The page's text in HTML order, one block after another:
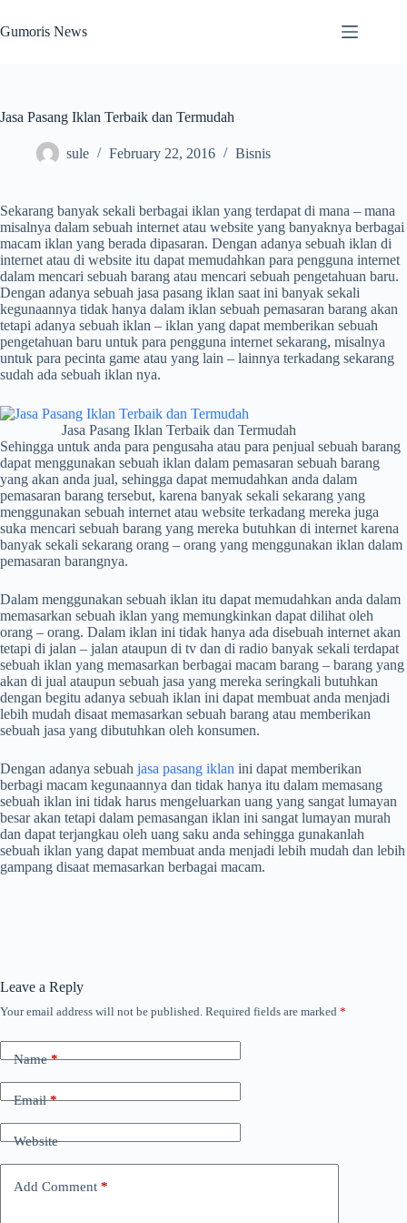
to
content
Gumoris News
Jasa Pasang Iklan Terbaik dan Termudah
sule February 22, 2016 Bisnis
Sekarang banyak sekali berbagai iklan yang terdapat di mana – mana
misalnya dalam sebuah internet atau website yang banyaknya berbagai
macam iklan yang berada dipasaran. Dengan adanya sebuah iklan di
internet atau di website itu dapat memudahkan para pengguna internet
dalam mencari sebuah barang atau mencari sebuah pengetahuan baru.
Dengan adanya sebuah jasa pasang iklan saat ini banyak sekali
kegunaannya tidak hanya dalam iklan sebuah pemasaran barang akan
tetapi adanya sebuah iklan – iklan yang dapat memberikan sebuah
pengetahuan baru untuk para pengguna internet sekarang, misalnya
untuk para pecinta game atau yang lain – lainnya terkadang sekarang
sudah ada sebuah iklan nya.
Jasa Pasang Iklan Terbaik dan Termudah
Sehingga untuk anda para pengusaha atau para penjual sebuah barang
dapat menggunakan sebuah iklan dalam pemasaran sebuah barang
yang akan anda jual, sehingga dapat memudahkan anda dalam
pemasaran barang tersebut, karena banyak sekali sekarang yang
menggunakan sebuah internet atau website terkadang mereka juga
suka mencari sebuah barang yang mereka butuhkan di internet karena
banyak sekali sekarang orang – orang yang menggunakan iklan dalam
pemasaran barangnya.
Dalam menggunakan sebuah iklan itu dapat memudahkan anda dalam
memasarkan sebuah iklan yang memungkinkan dapat dilihat oleh
orang – orang. Dalam iklan ini tidak hanya ada disebuah internet akan
tetapi di jalan – jalan ataupun di tv dan di radio banyak sekali terdapat
sebuah iklan yang memasarkan berbagai macam barang – barang yang
akan di jual ataupun sebuah jasa yang mereka seringkali butuhkan
dengan begitu adanya sebuah iklan ini dapat membuat anda menjadi
lebih mudah disaat memasarkan sebuah barang atau memberikan
sebuah jasa yang dibutuhkan oleh konsumen.
Dengan adanya sebuah jasa pasang iklan ini dapat memberikan
berbagi macam kegunaannya dan tidak hanya itu dalam memasang
sebuah iklan ini tidak harus mengeluarkan uang yang sangat lumayan
besar akan tetapi dalam pemasangan iklan ini sangat lumayan murah
dan dapat terjangkau oleh uang saku anda sehingga gunakanlah
sebuah iklan yang dapat membuat anda menjadi lebih mudah dan lebih
gampang disaat memasarkan berbagai macam.
Leave a Reply
Your email address will not be published. Required fields are marked *
Name*
Email*
Website
Add Comment *